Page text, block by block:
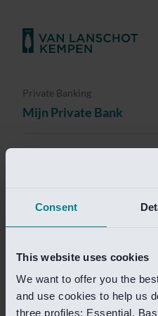
Consent
This website uses cookies
We want to offer you the
and use cookies to help us
three profiles: Essential,
Private Banking
Mijn Private Bank
Investment Banking
Van Lanschot Kempen
Helaas is